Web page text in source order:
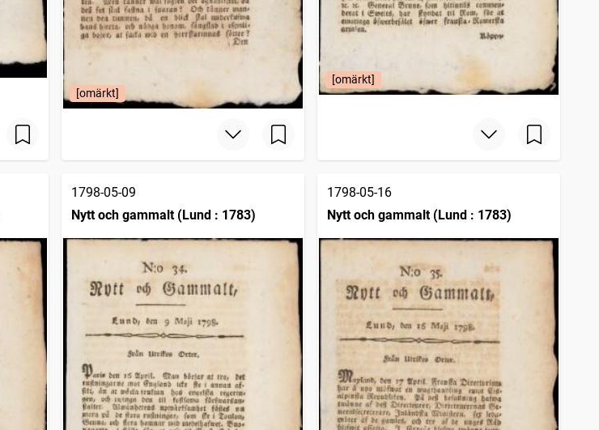
[omärkt]
[omärkt]
1798-05-09
Nytt och gammalt (Lund : 1783)
1798-05-16
Nytt och gammalt (Lund : 1783)